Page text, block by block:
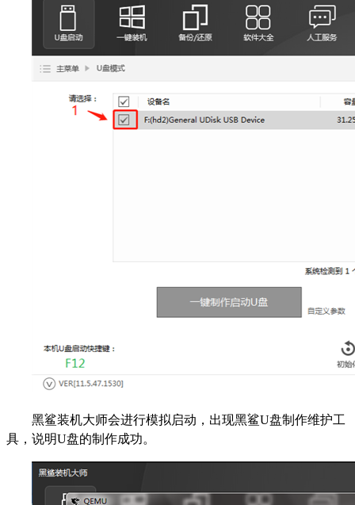
黑鲨装机大师会进行模拟启动，出现黑鲨U盘制作维护工
具，说明U盘的制作成功。